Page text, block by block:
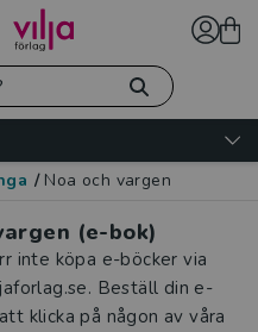
/ Noa och vargen
(e-bok)
inte köpa e-böcker via
Beställ din e-
klicka på någon av våra